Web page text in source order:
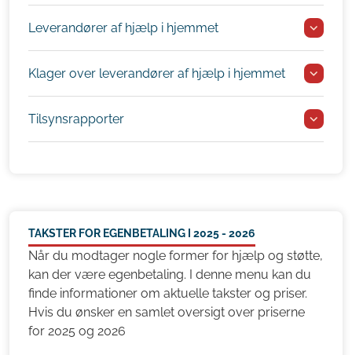
Leverandører af hjælp i hjemmet
Klager over leverandører af hjælp i hjemmet
Tilsynsrapporter
TAKSTER FOR EGENBETALING I 2025 - 2026
Når du modtager nogle former for hjælp og støtte,
kan der være egenbetaling. I denne menu kan du
finde informationer om aktuelle takster og priser.
Hvis du ønsker en samlet oversigt over priserne
for 2025 og 2026